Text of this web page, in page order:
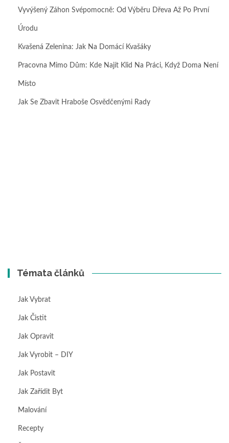
Vyvýšený Záhon Svépomocně: Od Výběru Dřeva Až Po První
Úrodu
Kvašená Zelenina: Jak Na Domácí Kvašáky
Pracovna Mimo Dům: Kde Najít Klid Na Práci, Když Doma Není
Místo
Jak Se Zbavit Hraboše Osvědčenými Rady
Témata článků
Jak Vybrat
Jak Čistit
Jak Opravit
Jak Vyrobit – DIY
Jak Postavit
Jak Zařídit Byt
Malování
Recepty